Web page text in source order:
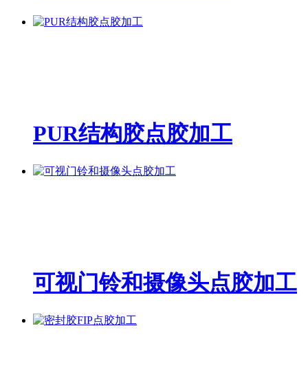
PUR结构胶点胶加工
可视门铃和摄像头点胶加工